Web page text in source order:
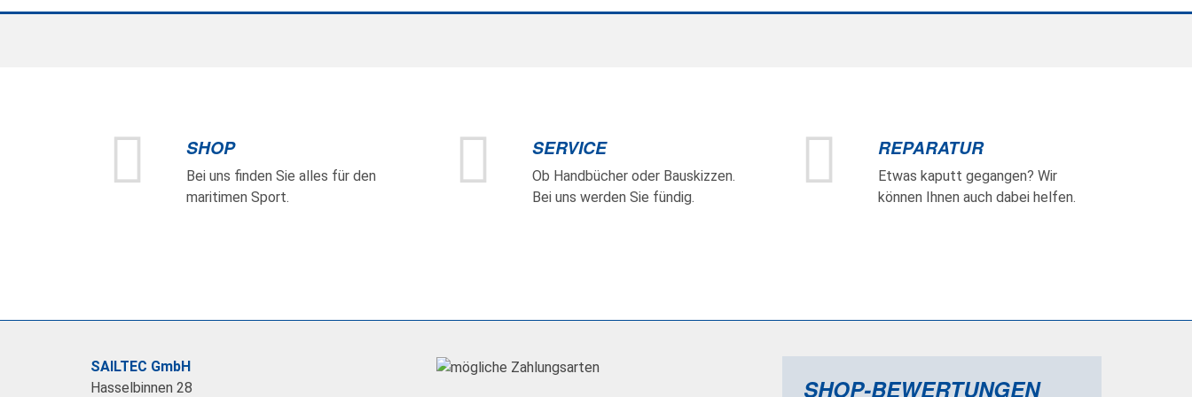
SHOP
Bei uns finden Sie alles für den
maritimen Sport.
SERVICE
Ob Handbücher oder Bauskizzen.
Bei uns werden Sie fündig.
REPARATUR
Etwas kaputt gegangen? Wir
können Ihnen auch dabei helfen.
SAILTEC GmbH
Hasselbinnen 28
SHOP-BEWERTUNGEN